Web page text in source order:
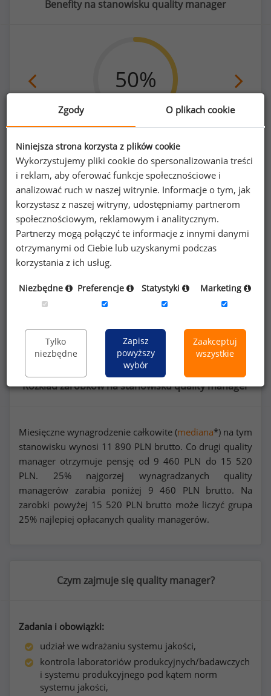
Benefity na stanowisku quality manager
50%
Poszukujesz szczegółowych danych o
wynagrodzeniachquality managerówlub na
innych stanowiskach?
Dowiedz się więcej
Rozkład zarobków na stanowisku quality manager
Miesięczne wynagrodzenie całkowite (mediana*) na tym
stanowisku wynosi 11 890 PLN brutto. Co drugi quality
manager otrzymuje pensję od 9 460 PLN do 15 520
PLN. 25% najgorzej wynagradzanych quality
managerów zarabia poniżej 9 460 PLN brutto. Na
zarobki powyżej 15 520 PLN brutto może liczyć grupa
25% najlepiej opłacanych quality managerów.
Czym zajmuje się quality manager?
Zadania i obowiązki:
udział we wdrażaniu systemu jakości,
kontrola laboratoriów produkcyjnych/badawczych
i systemu produkcyjnego pod kątem norm
systemu jakości,
Zgody O plikach cookie
Niniejsza strona korzysta z plików cookie
Wykorzystujemy pliki cookie do spersonalizowania treści
i reklam, aby oferować funkcje społecznościowe i
analizować ruch w naszej witrynie. Informacje o tym, jak
korzystasz z naszej witryny, udostępniamy partnerom
społecznościowym, reklamowym i analitycznym.
Partnerzy mogą połączyć te informacje z innymi danymi
otrzymanymi od Ciebie lub uzyskanymi podczas
korzystania z ich usług.
Niezbędne Preferencje Statystyki Marketing
Tylko
niezbędne
Zapisz
powyższy
wybór
Zaakceptuj
wszystkie